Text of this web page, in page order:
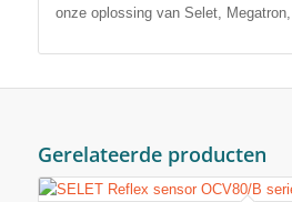
onze oplossing van Selet,
Gerelateerde producten